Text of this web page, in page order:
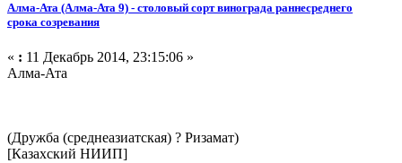
Алма-Ата (Алма-Ата 9) - столовый сорт винограда раннесреднего
срока созревания
« : 11 Декабрь 2014, 23:15:06 »
Алма-Ата
(Дружба (среднеазиатская) ? Ризамат)
[Казахский НИИП]